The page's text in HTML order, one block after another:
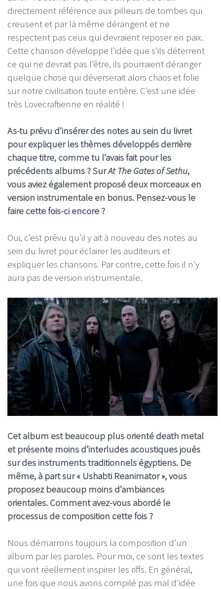
directement référence aux pilleurs de tombes qui
creusent et par là même dérangent et ne
respectent pas ceux qui devraient reposer en paix.
Cette chanson développe l’idée que s’ils déterrent
ce qui ne devrait pas l’être, ils pourraient déranger
quelque chose qui déverserait alors chaos et folie
sur notre civilisation toute entière. C’est une idée
très Lovecraftienne en réalité !
As-tu prévu d’insérer des notes au sein du livret
pour expliquer les thèmes développés derrière
chaque titre, comme tu l’avais fait pour les
précédents albums ? SurAt The Gates of Sethu,
vous aviez également proposé deux morceaux en
version instrumentale en bonus. Pensez-vous le
faire cette fois-ci encore ?
Oui, c’est prévu qu’il y ait à nouveau des notes au
sein du livret pour éclairer les auditeurs et
expliquer les chansons. Par contre, cette fois il n’y
aura pas de version instrumentale.
Cet album est beaucoup plus orienté death metal
et présente moins d’interludes acoustiques joués
sur des instruments traditionnels égyptiens. De
même, à part sur « Ushabti Reanimator », vous
proposez beaucoup moins d’ambiances
orientales. Comment avez-vous abordé le
processus de composition cette fois ?
Nous démarrons toujours la composition d’un
album par les paroles. Pour moi, ce sont les textes
qui vont réellement inspirer les riffs. En général,
une fois que nous avons compilé pas mal d’idée